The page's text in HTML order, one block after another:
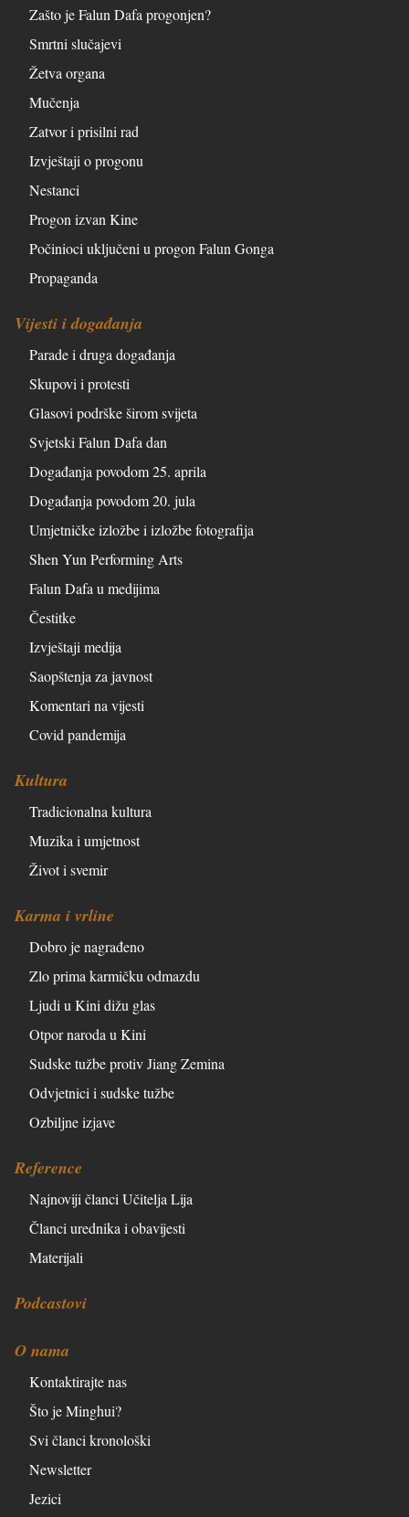
Zašto je Falun Dafa progonjen?
Smrtni slučajevi
Žetva organa
Mučenja
Zatvor i prisilni rad
Izvještaji o progonu
Nestanci
Progon izvan Kine
Počinioci uključeni u progon Falun Gonga
Propaganda
Vijesti i događanja
Parade i druga događanja
Skupovi i protesti
Glasovi podrške širom svijeta
Svjetski Falun Dafa dan
Događanja povodom 25. aprila
Događanja povodom 20. jula
Umjetničke izložbe i izložbe fotografija
Shen Yun Performing Arts
Falun Dafa u medijima
Čestitke
Izvještaji medija
Saopštenja za javnost
Komentari na vijesti
Covid pandemija
Kultura
Tradicionalna kultura
Muzika i umjetnost
Život i svemir
Karma i vrline
Dobro je nagrađeno
Zlo prima karmičku odmazdu
Ljudi u Kini dižu glas
Otpor naroda u Kini
Sudske tužbe protiv Jiang Zemina
Odvjetnici i sudske tužbe
Ozbiljne izjave
Reference
Najnoviji članci Učitelja Lija
Članci urednika i obavijesti
Materijali
Podcastovi
O nama
Kontaktirajte nas
Što je Minghui?
Svi članci kronološki
Newsletter
Jezici